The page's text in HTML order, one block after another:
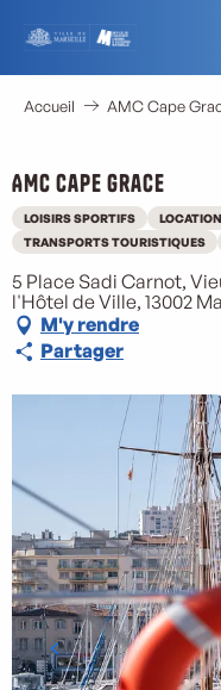
contenu
principal
Accueil AMC Cape
AMC Cape Grace
LOISIRS SPORTIFS
TRANSPORTS TOURISTIQUES
5 Place Sadi Carnot,
l'Hôtel de Ville, 13002
M'y rendre
Partager